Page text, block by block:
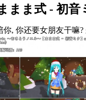
まま式 - 初音
, 你还要女朋友干嘛?